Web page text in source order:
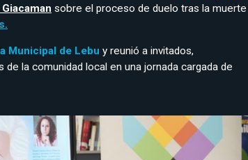
sobre el proceso de duelo tras la muerte
Municipal de Lebu y reunió a invitados,
la comunidad local en una jornada cargada de